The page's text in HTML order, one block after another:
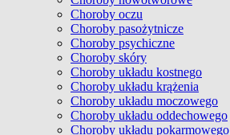
Choroby oczu
Choroby pasożytnicze
Choroby psychiczne
Choroby skóry
Choroby układu kostnego
Choroby układu krążenia
Choroby układu moczowego
Choroby układu oddechowego
Choroby układu pokarmowego